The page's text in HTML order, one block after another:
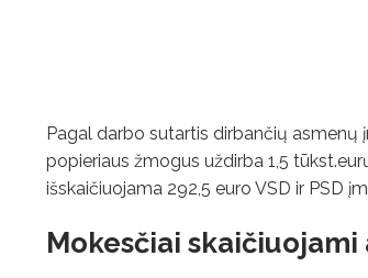
Pagal darbo sutartis dirbančių
popieriaus žmogus uždirba 1,5
išskaičiuojama 292,5 euro VSD ir PSD
Mokesčiai